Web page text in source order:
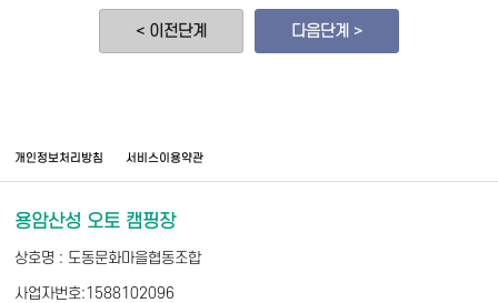
< 이전단계 다음단계 >
개인정보처리방침 서비스이용약관
용암산성 오토 캠핑장
상호명 : 도동문화마을협동조합
사업자번호:1588102096